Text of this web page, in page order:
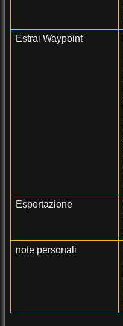
Estrai Waypoint
Esportazione
note personali